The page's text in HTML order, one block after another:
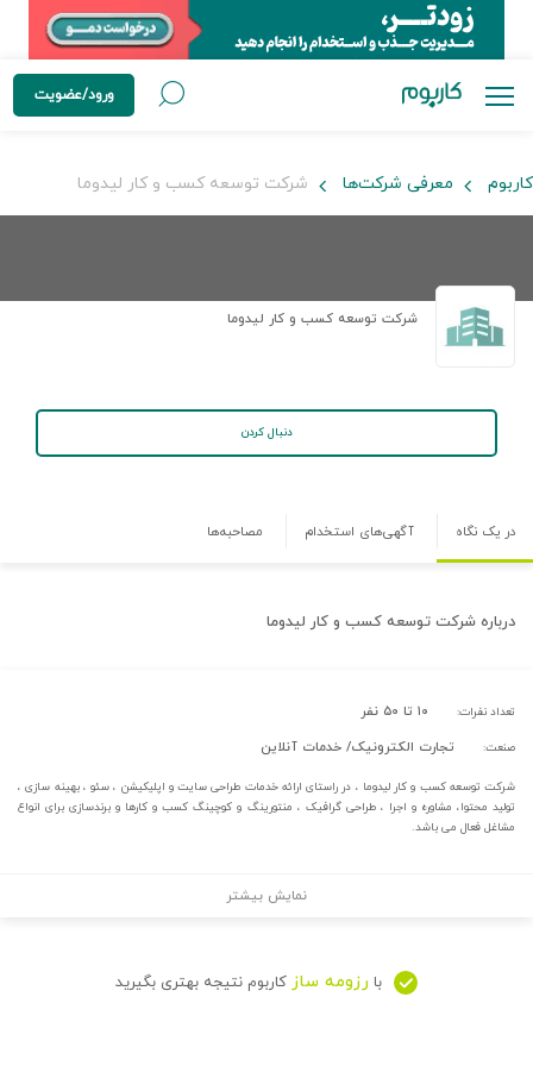
ورود/عضویت
کاربوم معرفی شرکت‌ها شرکت توسعه کسب و کار لیدوما
شرکت توسعه کسب و کار لیدوما
دنبال کردن
در یک نگاه آگهی‌های استخدام مصاحبه‌ها
درباره شرکت توسعه کسب و کار لیدوما
تعداد نفرات: ۱۰ تا ۵۰ نفر
صنعت: تجارت الکترونیک/ خدمات آنلاین
شرکت توسعه کسب و کار لیدوما ، در راستای ارائه خدمات طراحی سایت و اپلیکیشن ، سئو ، بهینه سازی ،
تولید محتوا، مشاوره و اجرا ، طراحی گرافیک ، منتورینگ و کوچینگ کسب و کارها و برندسازی برای انواع
مشاغل فعال می باشد.
نمایش بیشتر
با رزومه ساز کاربوم نتیجه بهتری بگیرید